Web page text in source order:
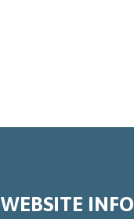
WEBSITE INFO